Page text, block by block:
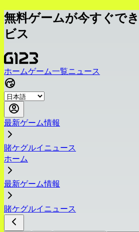
無料ゲームが今すぐで
ビス
ホームゲーム一覧ニュース
最新ゲーム情報
賭ケグルイニュース
ホーム
最新ゲーム情報
賭ケグルイニュース